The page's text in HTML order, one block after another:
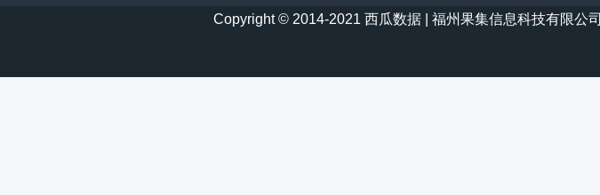
Copyright © 2014-2021 西瓜数据 | 福州果集信息科技有限公司